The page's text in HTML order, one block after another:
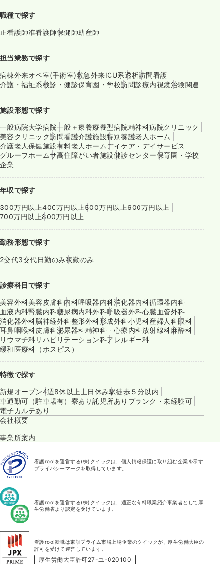
職種で探す
正看護師准看護師保健師助産師
担当業務で探す
病棟外来オペ室(手術室)救急外来ICU系透析訪問看護
介護・福祉系検診・健診保育園・学校訪問診療内視鏡治験関連
施設形態で探す
一般病院大学病院一般＋療養療養型病院精神科病院クリニック
美容クリニック訪問看護介護施設特別養護老人ホーム
介護老人保健施設有料老人ホームデイケア・デイサービス
グループホームサ高住障がい者施設健診センター保育園・学校
企業
年収で探す
300万円以上400万円以上 500万円以上600万円以上
700万円以上800万円以上
勤務形態で探す
2交代3交代日勤のみ夜勤のみ
診療科目で探す
美容外科美容皮膚科内科呼吸器内科消化器内科循環器内科
血液内科腎臓内科糖尿病内科外科呼吸器外科心臓血管外科
消化器外科脳神経外科整形外科形成外科小児科産婦人科眼科
耳鼻咽喉科皮膚科泌尿器科精神科・心療内科放射線科麻酔科
リウマチ科リハビリテーション科アレルギー科
緩和医療科（ホスピス）
特徴で探す
新規オープン4週8休以上 土日休み駅徒歩５分以内
車通勤可（駐車場有） 寮あり託児所あり ブランク・未経験可
電子カルテあり
会社概要
事業所案内
看護roo!を運営する(株)クイックは、個人情報保護に取り組む企業を示す
プライバシーマークを取得しています。
看護roo!を運営する(株)クイックは、適正な有料職業紹介事業者として厚
生労働省より認定を受けています。
看護roo!転職は東証プライム市場上場企業のクイックが、厚生労働大臣の
許可を受けて運営しています。
厚生労働大臣許可27-ユ-020100